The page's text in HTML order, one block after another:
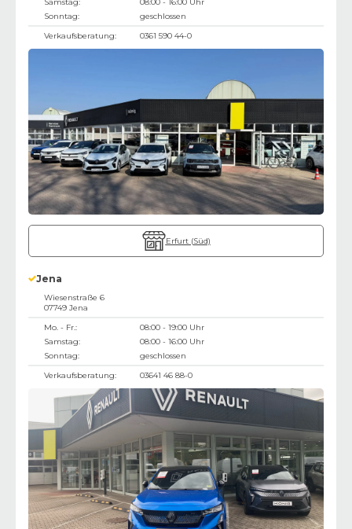
Sonntag:
geschlossen
Verkaufsberatung:
0361 590 44-0
Erfurt (Süd)
Jena
Wiesenstraße 6
07749 Jena
Mo. - Fr.:
08:00 - 19:00 Uhr
Samstag:
08:00 - 16:00 Uhr
Sonntag:
geschlossen
Verkaufsberatung:
03641 46 88-0